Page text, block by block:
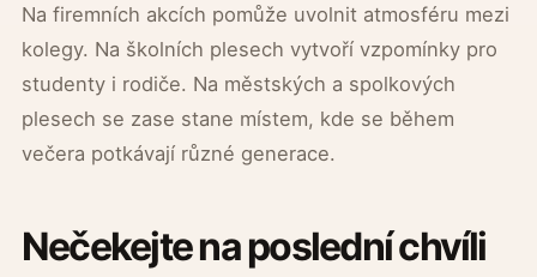
Na firemních akcích pomůže uvolnit atmosféru mezi
kolegy. Na školních plesech vytvoří vzpomínky pro
studenty i rodiče. Na městských a spolkových
plesech se zase stane místem, kde se během
večera potkávají různé generace.
Nečekejte na poslední chvíli